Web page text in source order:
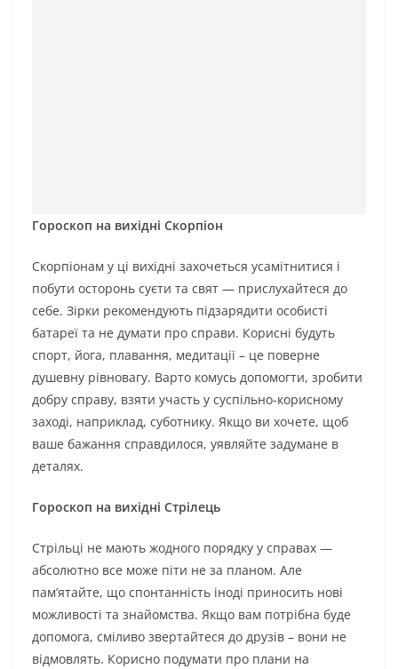
Гороскоп на вихідні Скорпіон
Скорпіонам у ці вихідні захочеться усамітнитися і
побути осторонь суєти та свят — прислухайтеся до
себе. Зірки рекомендують підзарядити особисті
батареї та не думати про справи. Корисні будуть
спорт, йога, плавання, медитації – це поверне
душевну рівновагу. Варто комусь допомогти, зробити
добру справу, взяти участь у суспільно-корисному
заході, наприклад, суботнику. Якщо ви хочете, щоб
ваше бажання справдилося, уявляйте задумане в
деталях.
Гороскоп на вихідні Стрілець
Стрільці не мають жодного порядку у справах —
абсолютно все може піти не за планом. Але
пам’ятайте, що спонтанність іноді приносить нові
можливості та знайомства. Якщо вам потрібна буде
допомога, сміливо звертайтеся до друзів – вони не
відмовлять. Корисно подумати про плани на